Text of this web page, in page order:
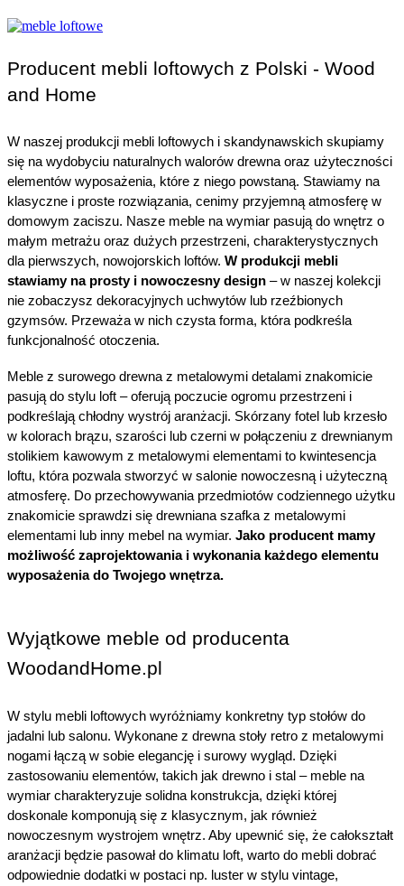
Producent mebli loftowych z Polski - Wood
and Home
W naszej produkcji mebli loftowych i skandynawskich skupiamy
się na wydobyciu naturalnych walorów drewna oraz użyteczności
elementów wyposażenia, które z niego powstaną. Stawiamy na
klasyczne i proste rozwiązania, cenimy przyjemną atmosferę w
domowym zaciszu. Nasze meble na wymiar pasują do wnętrz o
małym metrażu oraz dużych przestrzeni, charakterystycznych
dla pierwszych, nowojorskich loftów. W produkcji mebli
stawiamy na prosty i nowoczesny design – w naszej kolekcji
nie zobaczysz dekoracyjnych uchwytów lub rzeźbionych
gzymsów. Przeważa w nich czysta forma, która podkreśla
funkcjonalność otoczenia.
Meble z surowego drewna z metalowymi detalami znakomicie
pasują do stylu loft – oferują poczucie ogromu przestrzeni i
podkreślają chłodny wystrój aranżacji. Skórzany fotel lub krzesło
w kolorach brązu, szarości lub czerni w połączeniu z drewnianym
stolikiem kawowym z metalowymi elementami to kwintesencja
loftu, która pozwala stworzyć w salonie nowoczesną i użyteczną
atmosferę. Do przechowywania przedmiotów codziennego użytku
znakomicie sprawdzi się drewniana szafka z metalowymi
elementami lub inny mebel na wymiar. Jako producent mamy
możliwość zaprojektowania i wykonania każdego elementu
wyposażenia do Twojego wnętrza.
Wyjątkowe meble od producenta
WoodandHome.pl
W stylu mebli loftowych wyróżniamy konkretny typ stołów do
jadalni lub salonu. Wykonane z drewna stoły retro z metalowymi
nogami łączą w sobie elegancję i surowy wygląd. Dzięki
zastosowaniu elementów, takich jak drewno i stal – meble na
wymiar charakteryzuje solidna konstrukcja, dzięki której
doskonale komponują się z klasycznym, jak również
nowoczesnym wystrojem wnętrz. Aby upewnić się, że całokształt
aranżacji będzie pasował do klimatu loft, warto do mebli dobrać
odpowiednie dodatki w postaci np. luster w stylu vintage,